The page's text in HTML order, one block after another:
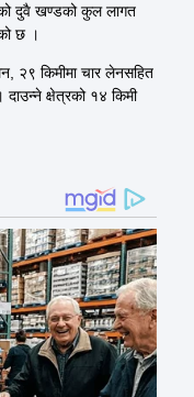
दुवै खण्डको कुल लागत
छ ।
२९ किमीमा चार लेनसहित
क्षेत्रको १४ किमी